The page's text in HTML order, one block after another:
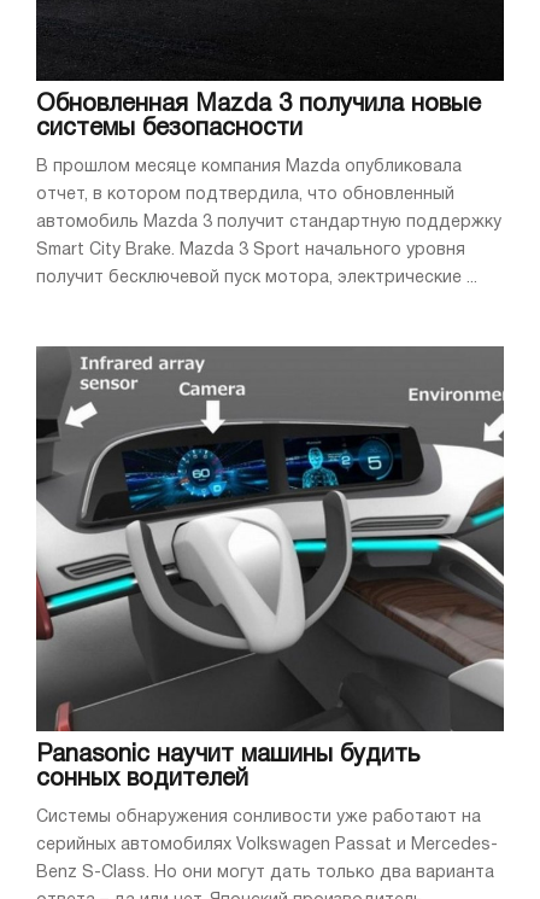
Обновленная Mazda 3 получила новые
системы безопасности
В прошлом месяце компания Mazda опубликовала
отчет, в котором подтвердила, что обновленный
автомобиль Mazda 3 получит стандартную поддержку
Smart City Brake. Mazda 3 Sport начального уровня
получит бесключевой пуск мотора, электрические ...
Panasonic научит машины будить
сонных водителей
Системы обнаружения сонливости уже работают на
серийных автомобилях Volkswagen Passat и Mercedes-
Benz S-Class. Но они могут дать только два варианта